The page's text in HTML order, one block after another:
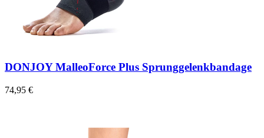
DONJOY MalleoForce Plus Sprunggelenkbandage
74,95 €